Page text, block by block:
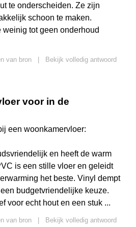
te onderscheiden. Ze zijn
schoon te maken.
weinig tot geen onderhoud
van bron | Bekijk volledig antwoord
voor in de
een woonkamervloer:
en heeft de warm
is een stille vloer en geleidt
het beste. Vinyl dempt
budgetvriendelijke keuze.
voor echt hout en een stuk ...
van bron | Bekijk volledig antwoord